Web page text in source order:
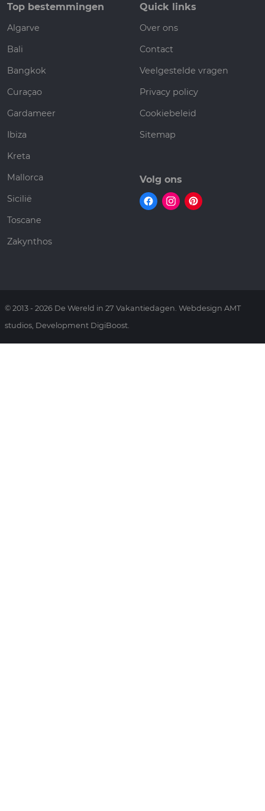
Top bestemmingen
Algarve
Bali
Bangkok
Curaçao
Gardameer
Ibiza
Kreta
Mallorca
Sicilië
Toscane
Zakynthos
Quick links
Over ons
Contact
Veelgestelde vragen
Privacy policy
Cookiebeleid
Sitemap
Volg ons
© 2013 - 2026 De Wereld in 27 Vakantiedagen. Webdesign AMT
studios, Development DigiBoost.